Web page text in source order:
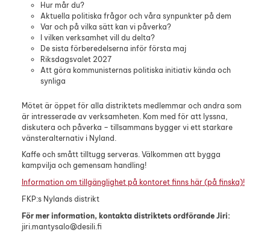
Hur mår du?
Aktuella politiska frågor och våra synpunkter på dem
Var och på vilka sätt kan vi påverka?
I vilken verksamhet vill du delta?
De sista förberedelserna inför första maj
Riksdagsvalet 2027
Att göra kommunisternas politiska initiativ kända och
synliga
Mötet är öppet för alla distriktets medlemmar och andra som
är intresserade av verksamheten. Kom med för att lyssna,
diskutera och påverka – tillsammans bygger vi ett starkare
vänsteralternativ i Nyland.
Kaffe och smått tilltugg serveras. Välkommen att bygga
kampvilja och gemensam handling!
Information om tillgänglighet på kontoret finns här (på finska)!
FKP:s Nylands distrikt
För mer information, kontakta distriktets ordförande Jiri:
jiri.mantysalo@desili.fi